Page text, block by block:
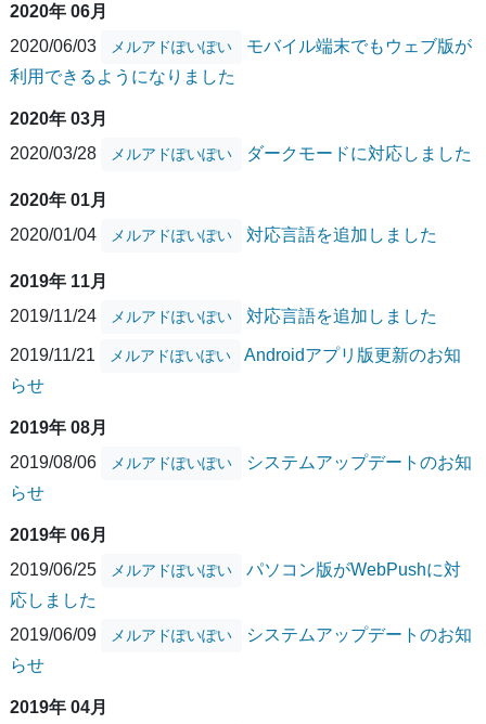
2020年 06月
2020/06/03
メルアドぽいぽい
モバイル端末でもウェブ版が
利用できるようになりました
2020年 03月
2020/03/28
メルアドぽいぽい ダークモードに対応しました
2020年 01月
2020/01/04
メルアドぽいぽい 対応言語を追加しました
2019年 11月
2019/11/24
メルアドぽいぽい 対応言語を追加しました
2019/11/21 メルアドぽいぽい
Androidアプリ版更新のお知
らせ
2019年 08月
2019/08/06
メルアドぽいぽい
システムアップデートのお知
らせ
2019年 06月
2019/06/25
メルアドぽいぽい
パソコン版がWebPushに対
応しました
2019/06/09
メルアドぽいぽい
システムアップデートのお知
らせ
2019年 04月